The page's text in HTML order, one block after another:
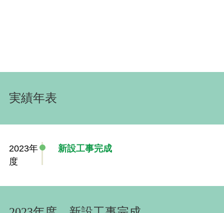
実績年表
2023年
度
新設工事完成